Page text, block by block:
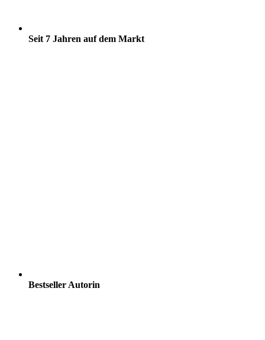
Seit 7 Jahren auf dem Markt
Bestseller Autorin